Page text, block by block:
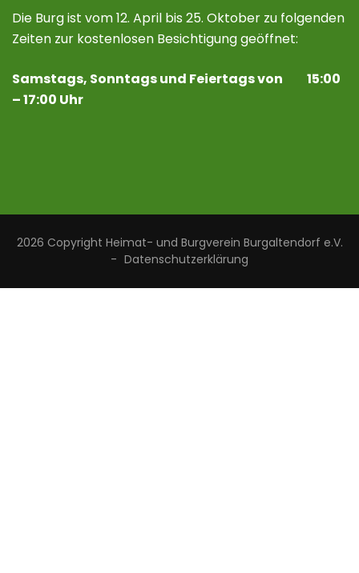
Die Burg ist vom 12. April bis 25. Oktober zu folgenden
Zeiten zur kostenlosen Besichtigung geöffnet:
Samstags, Sonntags und Feiertags von 15:00
– 17:00 Uhr
2026 Copyright Heimat- und Burgverein Burgaltendorf e.V.
- Datenschutzerklärung